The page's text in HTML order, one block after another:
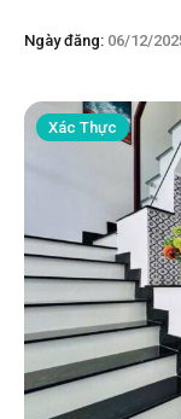
Ngày đăng: 06/12/
Xác Thực